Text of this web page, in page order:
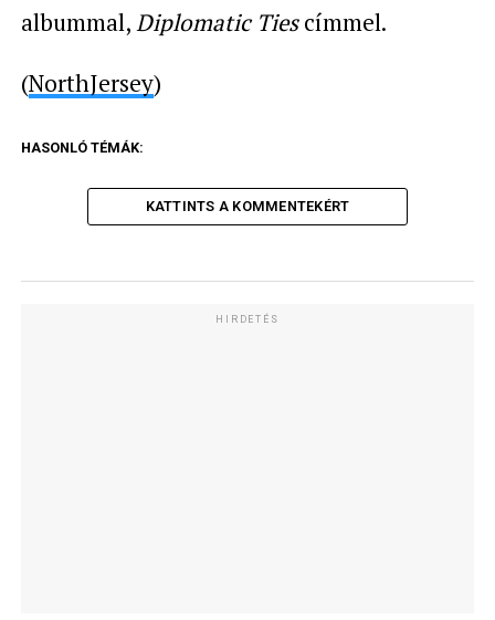
albummal,Diplomatic Tiescímmel.
(NorthJersey)
HASONLÓ TÉMÁK:
KATTINTS A KOMMENTEKÉRT
HIRDETÉS